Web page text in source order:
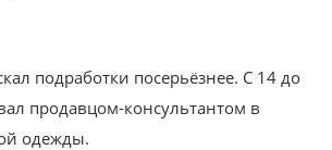
подработки посерьёзнее. C 14 до
продавцом-консультантом в
одежды.